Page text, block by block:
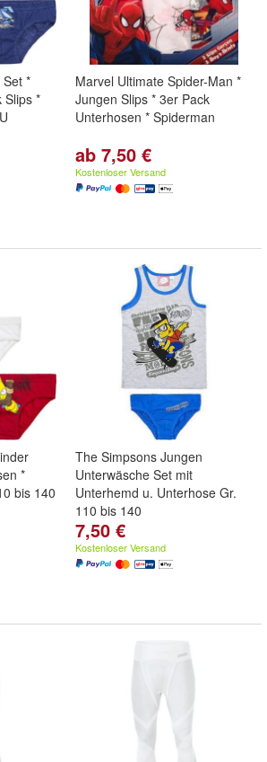
*
Slips *
Marvel Ultimate Spider-Man *
Jungen Slips * 3er Pack
Unterhosen * Spiderman
ab 7,50 €
Kostenloser Versand
*
bis 140
The Simpsons Jungen
Unterwäsche Set mit
Unterhemd u. Unterhose Gr.
110 bis 140
7,50 €
Kostenloser Versand